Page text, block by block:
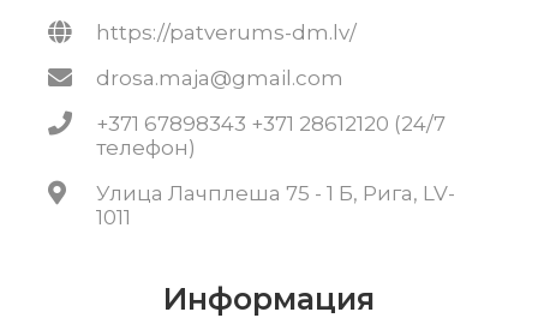
https://patverums-dm.lv/
drosa.maja@gmail.com
+371 67898343 +371 28612120 (24/7
телефон)
Улица Лачплеша 75 - 1 Б, Рига, LV-
1011
Информация